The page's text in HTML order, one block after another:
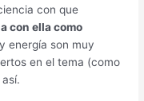
con que
con ella como
energía son muy
en el tema (como